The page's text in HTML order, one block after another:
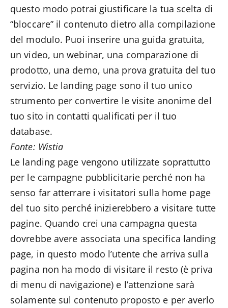
questo modo potrai giustificare la tua scelta di
“bloccare” il contenuto dietro alla compilazione
del modulo. Puoi inserire una guida gratuita,
un video, un webinar, una comparazione di
prodotto, una demo, una prova gratuita del tuo
servizio. Le landing page sono il tuo unico
strumento per convertire le visite anonime del
tuo sito in contatti qualificati per il tuo
database.
Fonte: Wistia
Le landing page vengono utilizzate soprattutto
per le campagne pubblicitarie perché non ha
senso far atterrare i visitatori sulla home page
del tuo sito perché inizierebbero a visitare tutte
pagine. Quando crei una campagna questa
dovrebbe avere associata una specifica landing
page, in questo modo l’utente che arriva sulla
pagina non ha modo di visitare il resto (è priva
di menu di navigazione) e l’attenzione sarà
solamente sul contenuto proposto e per averlo